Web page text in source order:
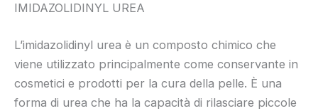
IMIDAZOLIDINYL UREA
L’imidazolidinyl urea è un composto chimico che
viene utilizzato principalmente come conservante in
cosmetici e prodotti per la cura della pelle. È una
forma di urea che ha la capacità di rilasciare piccole